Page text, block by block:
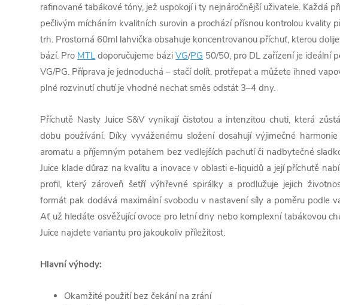
rafinované tabákové tóny, jež uspokojí i ty nejnáročnější uživatele. Každá
pečlivým mícháním kvalitních surovin a prochází přísnou kontrolou kvality
trh. Prostorná 60ml lahvička obsahuje koncentrovanou příchuť, kterou
bází. Pro MTL doporučujeme báziVG/PG 50/50, pro DL zařízení je ideální
VG/PG. Příprava je jednoduchá – stačí dolít, protřepat a můžete ihned
plné rozvinutí chutí je vhodné nechat směs odstát 3–4 dny.
Příchutě Nasty Juice S&V vynikají čistotou a intenzitou chuti, která
dobu používání. Díky vyváženému složení dosahují výjimečné
aromatu a příjemným potahem bez vedlejších pachutí či nadbytečné
Juice klade důraz na kvalitu a inovace v oblasti e-liquidů a její příchutě
profil, který zároveň šetří výhřevné spirálky a prodlužuje jejich
formát pak dodává maximální svobodu v nastavení síly a poměru podle
Ať už hledáte osvěžující ovoce pro letní dny nebo komplexní tabákovou
Juice najdete variantu pro jakoukoliv příležitost.
Hlavní výhody:
Okamžité použití bez čekání na zrání